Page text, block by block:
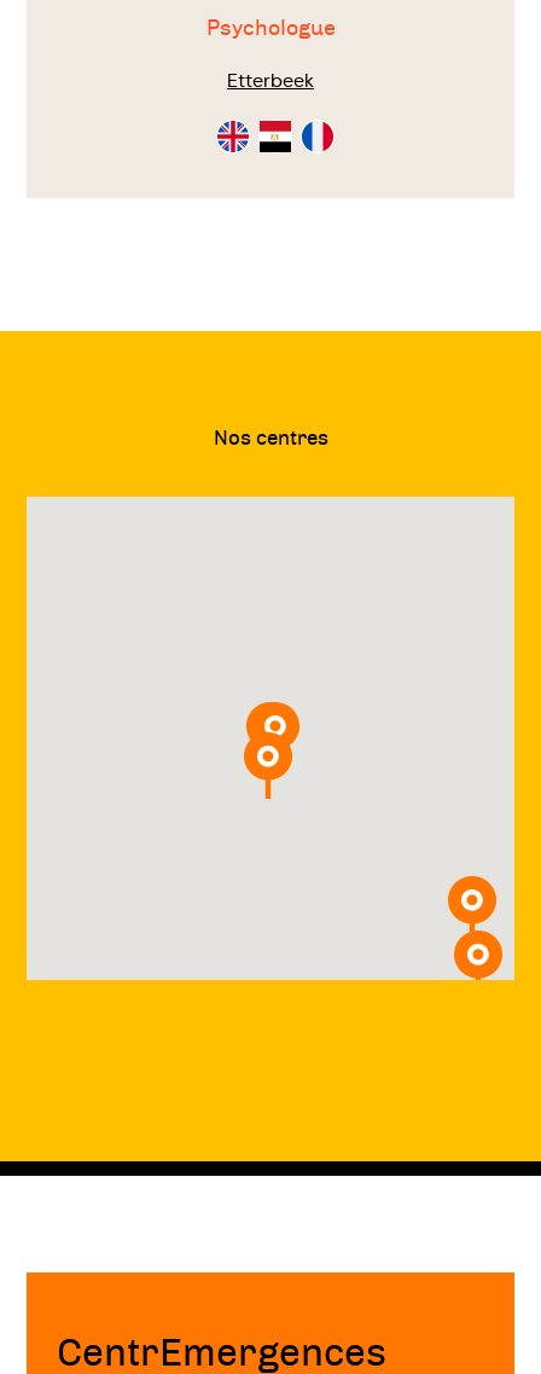
Psychologue
Etterbeek
Consultation
en
Consultation
en
Consultation
en
Nos centres
Fin
CentrEmergences